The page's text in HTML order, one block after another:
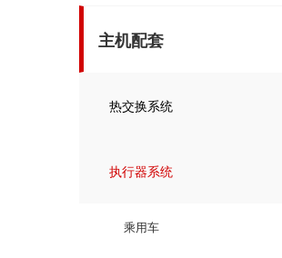
主机配套
热交换系统
执行器系统
乘用车